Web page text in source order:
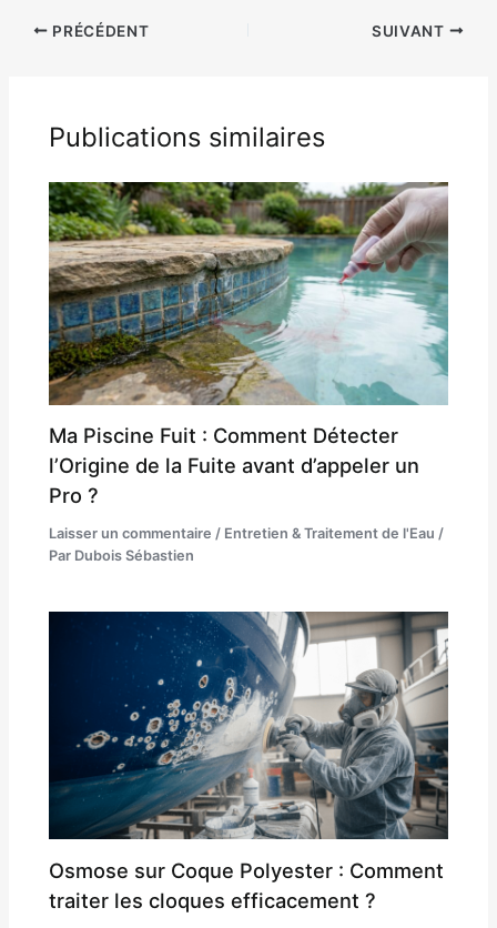
PRÉCÉDENT SUIVANT
Publications similaires
Ma Piscine Fuit : Comment Détecter
l’Origine de la Fuite avant d’appeler un
Pro ?
Laisser un commentaire / Entretien & Traitement de l'Eau /
Par Dubois Sébastien
Osmose sur Coque Polyester : Comment
traiter les cloques efficacement ?